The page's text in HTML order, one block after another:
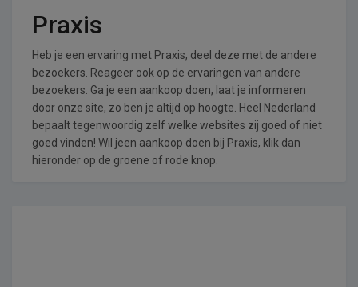
Praxis
Heb je een ervaring met Praxis, deel deze met de andere
bezoekers. Reageer ook op de ervaringen van andere
bezoekers. Ga je een aankoop doen, laat je informeren
door onze site, zo ben je altijd op hoogte. Heel Nederland
bepaalt tegenwoordig zelf welke websites zij goed of niet
goed vinden! Wil jeen aankoop doen bij Praxis, klik dan
hieronder op de groene of rode knop.